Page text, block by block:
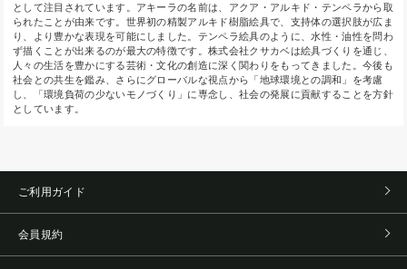
として注目されています。アキーラの名前は、アクア・アルキド・テンペラから取
られたことが由来です。世界初の精製アルキド樹脂絵具で、支持体の選択肢が広ま
り、より豊かな表現を可能にしました。テンペラ絵具のように、水性・油性を問わ
ず描くことが出来るのが最大の特徴です。株式会社クサカベは絵具づくりを通じ、
人々の生活を豊かにする芸術・文化の創造に深く関わりをもってきました。今後も
社会との共生を鑑み、さらにグローバルな視点から「地球環境との調和」を考慮
し、「環境負荷の少ないモノづくり」に専念し、社会の発展に貢献することを方針
としています。
ご利用ガイド
会員規約